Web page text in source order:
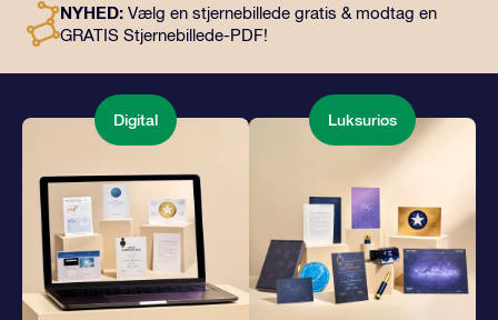
venner og familie.
NYHED: Vælg en stjernebillede gratis & modtag en
GRATIS Stjernebillede-PDF!
Digital Luksuriøs